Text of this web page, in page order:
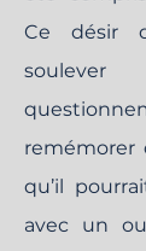
Ce désir
remémorer
qu’il
avec un